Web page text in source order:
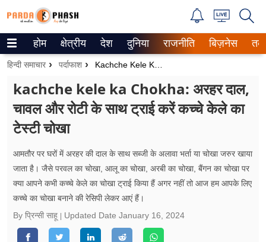
Trending on Google News
वेब स्टोरीज
उत्तर प्रदेश
गैलरी
वीडियो
रिलेशनशिप
होम क्षेत्रीय देश दुनिया राजनीति बिज़नेस
हिन्दी समाचार पर्दाफाश
kachche kele ka Chokha: अरहर दाल,
चावल और रोटी के साथ ट्राई करें कच्चे केले का
टेस्टी चोखा
आमतौर पर घरों में अरहर की दाल के साथ सब्जी के अलावा भर्ता या चोखा जरुर खाया
जाता है। जैसे परवल का चोखा, आलू का चोखा, अरबी का चोखा, बैंगन का चोखा पर
क्या आपने कभी कच्चे केले का चोखा ट्राई किया हैं अगर नहीं तो आज हम आपके लिए
कच्चे का चोखा बनाने की रेसिपी लेकर आएं हैं।
By प्रिन्सी साहू
Updated Date January 16, 2024